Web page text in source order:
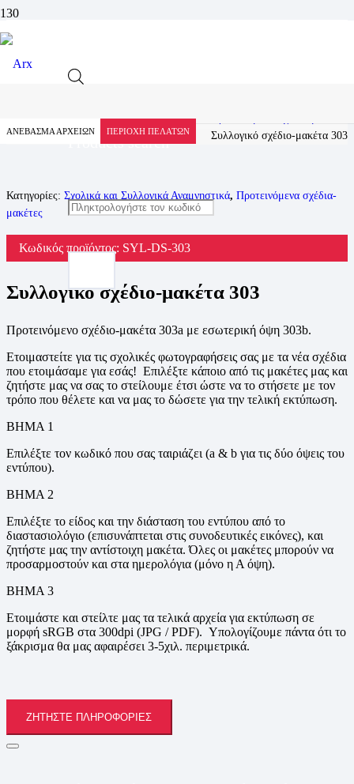
Products search
ΑΝΕΒΑΣΜΑ ΑΡΧΕΙΩΝ ΠΕΡΙΟΧΗ ΠΕΛΑΤΩΝ
Προϊόν
Συλλογικό σχέδιο-μακέτα 303
Κατηγορίες: Σχολικά και Συλλογικά Αναμνηστικά, Προτεινόμενα σχέδια-
μακέτες
Κωδικός προϊόντος: SYL-DS-303
Συλλογικό σχέδιο-μακέτα 303
Προτεινόμενο σχέδιο-μακέτα 303a με εσωτερική όψη 303b.
Ετοιμαστείτε για τις σχολικές φωτογραφήσεις σας με τα νέα σχέδια
που ετοιμάσαμε για εσάς! Επιλέξτε κάποιο από τις μακέτες μας και
ζητήστε μας να σας το στείλουμε έτσι ώστε να το στήσετε με τον
τρόπο που θέλετε και να μας το δώσετε για την τελική εκτύπωση.
ΒΗΜΑ 1
Επιλέξτε τον κωδικό που σας ταιριάζει (a & b για τις δύο όψεις του
εντύπου).
ΒΗΜΑ 2
Επιλέξτε το είδος και την διάσταση του εντύπου από το
διαστασιολόγιο (επισυνάπτεται στις συνοδευτικές εικόνες), και
ζητήστε μας την αντίστοιχη μακέτα. Όλες οι μακέτες μπορούν να
προσαρμοστούν και στα ημερολόγια (μόνο η Α όψη).
ΒΗΜΑ 3
Ετοιμάστε και στείλτε μας τα τελικά αρχεία για εκτύπωση σε
μορφή sRGB στα 300dpi (JPG / PDF). Υπολογίζουμε πάντα ότι το
ξάκρισμα θα μας αφαιρέσει 3-5χιλ. περιμετρικά.
ΖΗΤΉΣΤΕ ΠΛΗΡΟΦΟΡΊΕΣ